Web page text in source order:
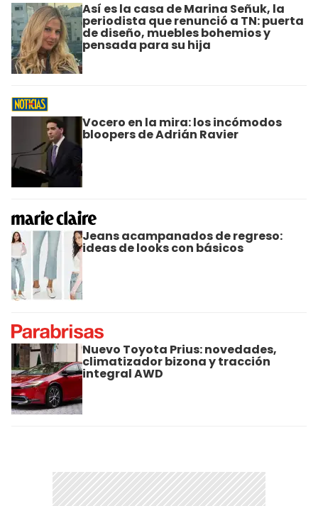
Así es la casa de Marina Señuk, la
periodista que renunció a TN: puerta
de diseño, muebles bohemios y
pensada para su hija
Vocero en la mira: los incómodos
bloopers de Adrián Ravier
Jeans acampanados de regreso:
ideas de looks con básicos
Nuevo Toyota Prius: novedades,
climatizador bizona y tracción
integral AWD